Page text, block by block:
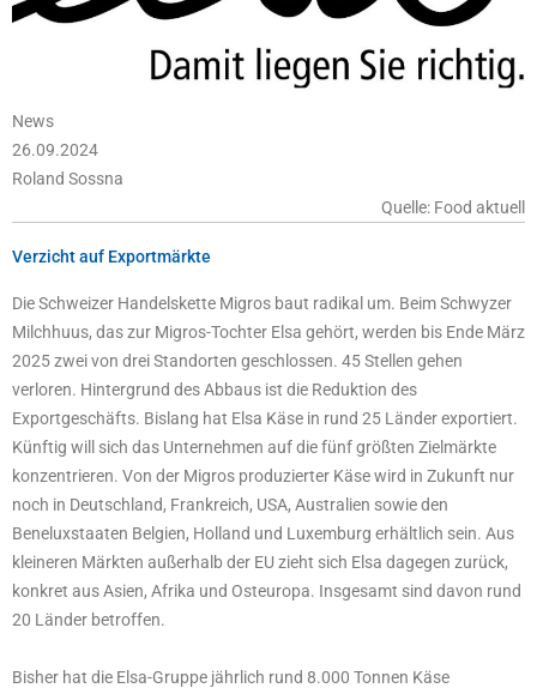
News
26.09.2024
Roland Sossna
Quelle: Food aktuell
Verzicht auf Exportmärkte
Die Schweizer Handelskette Migros baut radikal um. Beim Schwyzer
Milchhuus, das zur Migros-Tochter Elsa gehört, werden bis Ende März
2025 zwei von drei Standorten geschlossen. 45 Stellen gehen
verloren. Hintergrund des Abbaus ist die Reduktion des
Exportgeschäfts. Bislang hat Elsa Käse in rund 25 Länder exportiert.
Künftig will sich das Unternehmen auf die fünf größten Zielmärkte
konzentrieren. Von der Migros produzierter Käse wird in Zukunft nur
noch in Deutschland, Frankreich, USA, Australien sowie den
Beneluxstaaten Belgien, Holland und Luxemburg erhältlich sein. Aus
kleineren Märkten außerhalb der EU zieht sich Elsa dagegen zurück,
konkret aus Asien, Afrika und Osteuropa. Insgesamt sind davon rund
20 Länder betroffen.
Bisher hat die Elsa-Gruppe jährlich rund 8.000 Tonnen Käse